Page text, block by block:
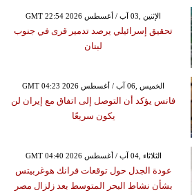
GMT 22:54 2026 الإثنين ,03 آب / أغسطس
تحقيق إسرائيلي يرصد تدمير قرى في جنوب
لبنان
GMT 04:23 2026 الخميس ,06 آب / أغسطس
فانس يؤكد أن التوصل إلى اتفاق مع إيران لن
يكون سريعًا
GMT 04:40 2026 الثلاثاء ,04 آب / أغسطس
عودة الجدل حول توقعات فرانك هوغربيتس
بشأن نشاط البحر المتوسط بعد زلزال مصر